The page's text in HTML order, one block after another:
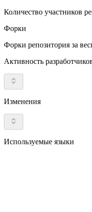
Количество участников
Форки
Форки репозитория за
Активность
Изменения
Используемые языки